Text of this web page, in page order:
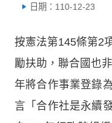
日期：110-12-23
按憲法第145條第2
勵扶助，聯合國也
年將合作事業登錄
言「合作社是永續